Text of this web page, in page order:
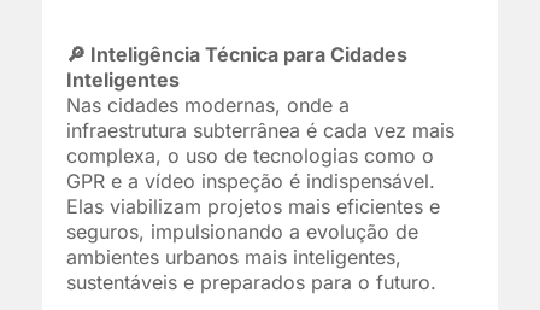
🔎 Inteligência Técnica para Cidades
Inteligentes
Nas cidades modernas, onde a
infraestrutura subterrânea é cada vez mais
complexa, o uso de tecnologias como o
GPR e a vídeo inspeção é indispensável.
Elas viabilizam projetos mais eficientes e
seguros, impulsionando a evolução de
ambientes urbanos mais inteligentes,
sustentáveis e preparados para o futuro.